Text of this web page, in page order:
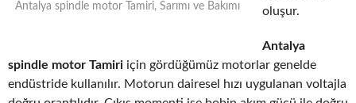
Antalya spindle motor Tamiri, Sarımı ve Bakımı
oluşur.
Antalya
spindle motor Tamiri için gördüğümüz motorlar genelde
endüstride kullanılır. Motorun dairesel hızı uygulanan voltajla